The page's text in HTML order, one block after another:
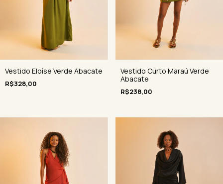
Vestido Eloíse Verde Abacate
R$328,00
Vestido Curto Maraú Verde
Abacate
R$238,00